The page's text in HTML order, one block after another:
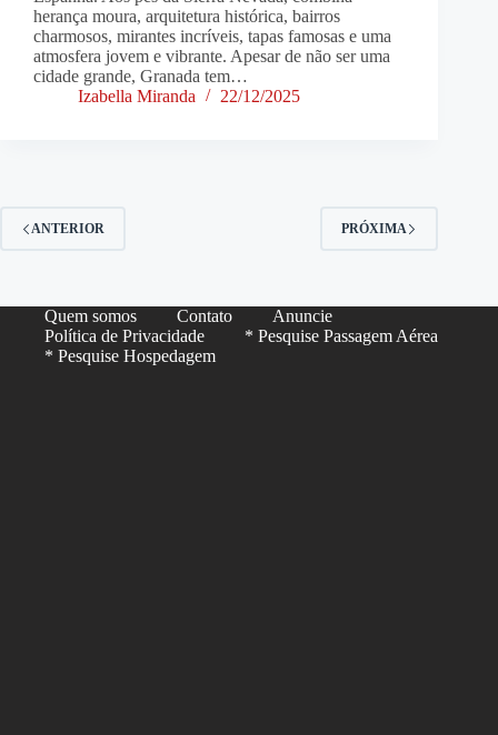
herança moura, arquitetura histórica, bairros
charmosos, mirantes incríveis, tapas famosas e uma
atmosfera jovem e vibrante. Apesar de não ser uma
cidade grande, Granada tem…
Izabella Miranda
22/12/2025
ANTERIOR PRÓXIMA
Quem somos Contato
Anuncie
Política de Privacidade
* Pesquise Passagem Aérea
* Pesquise Hospedagem